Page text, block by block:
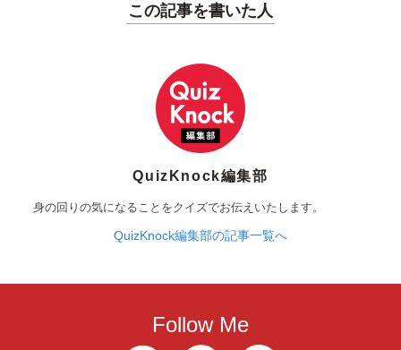
この記事を書いた人
QuizKnock編集部
身の回りの気になることをクイズでお伝えいたします。
QuizKnock編集部の記事一覧へ
Follow Me